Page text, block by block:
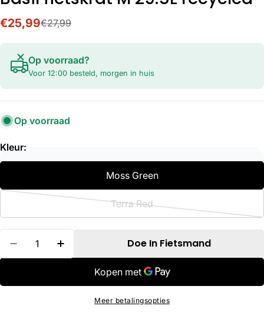
Verkoopprijs
€25,99
Normale€27,99
Op voorraad?
Voor 12:00 besteld, morgen in huis
Op voorraad
Kleur:
Moss Green
Terra Red
Variant
of
niet
beschikbaar
Verminder Hoeveelheid Voor Basil Fietskrat M
Verhoog De Hoeveelheid Voor Basil
Doe In Fietsmand
Meer betalingsopties